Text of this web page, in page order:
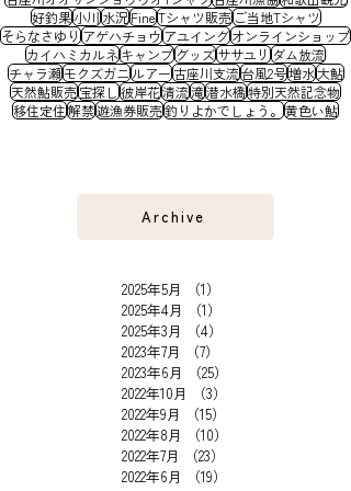
好釣果小川水況FineTシャツ販売ご当地Tシャツ
そらなさゆりアゲハチョウアユイングオンラインショップ
カイハミカルネキャンプグッズササユリダム放流
チャラ瀬モクズガニルアー古座川支流台風2号増水大鮎
天然鮎販売宝探し彼岸花清流滝潜水橋特別天然記念物
移住定住解禁遊漁券販売釣りよかでしょう。黄色い鮎
Archive
2025年5月 （1）
2025年4月
（1）
2025年3月
（4）
2023年7月
（7）
2023年6月
（25）
2022年10月
（3）
2022年9月
（15）
2022年8月
（10）
2022年7月
（23）
2022年6月
（19）